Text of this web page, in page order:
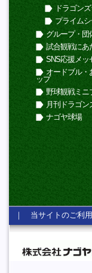
ドラゴン
プライム
グループ・団
試合観戦にあ
SNS応援メッ
オードブル・
ップ
野球観戦ミニ
月刊ドラゴン
ナゴヤ球場
｜ 当サイトのご利用